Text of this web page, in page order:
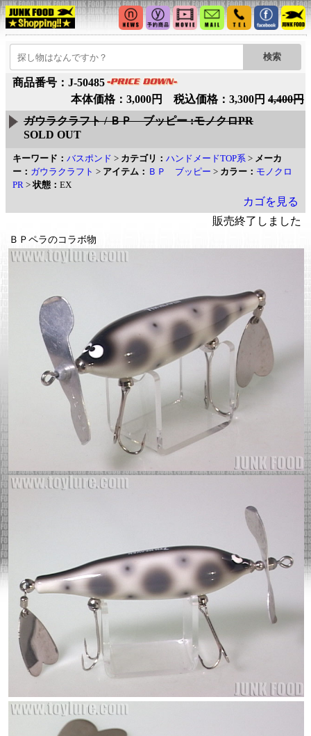
商品番号：J-50485
本体価格：3,000円 税込価格：3,300円 4,400円
ガウラクラフト / ＢＰ ブッピー :モノクロPR
SOLD OUT
キーワード： バスポンド > カテゴリ： ハンドメードTOP系 > メーカ
ー： ガウラクラフト > アイテム： ＢＰ ブッピー > カラー： モノクロ
PR >状態： EX
カゴを見る
販売終了しました
ＢＰペラのコラボ物